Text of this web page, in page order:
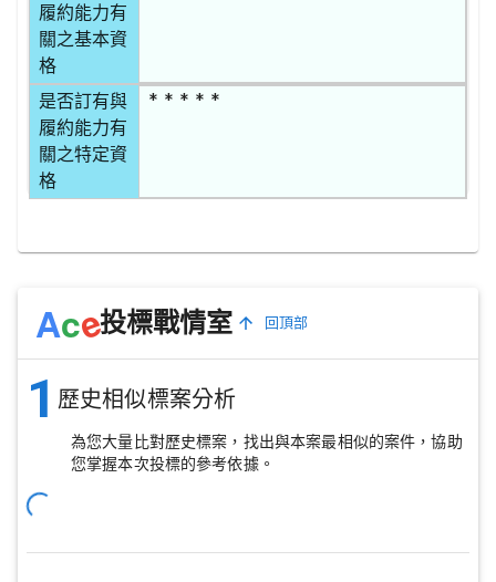
履約能力有
關之基本資
格
是否訂有與
履約能力有
關之特定資
格
* * * * *
Ace投標戰情室 回頂部
1 歷史相似標案分析
為您大量比對歷史標案，找出與本案最相似的案件，協助
您掌握本次投標的參考依據。